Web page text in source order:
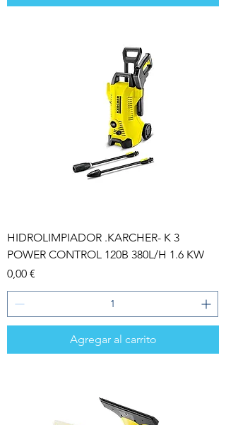
HIDROLIMPIADOR .KARCHER- K 3
POWER CONTROL 120B 380L/H 1.6 KW
Precio
0,00 €
Agregar al carrito